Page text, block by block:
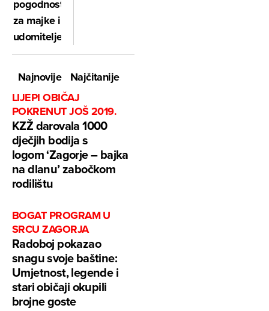
pogodnosti
za majke i
udomitelje
Najnovije
Najčitanije
LIJEPI OBIČAJ
POKRENUT JOŠ 2019.
KZŽ darovala 1000
dječjih bodija s
logom ‘Zagorje – bajka
na dlanu’ zabočkom
rodilištu
BOGAT PROGRAM U
SRCU ZAGORJA
Radoboj pokazao
snagu svoje baštine:
Umjetnost, legende i
stari običaji okupili
brojne goste